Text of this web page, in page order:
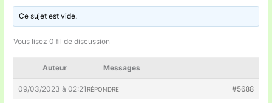
Ce sujet est vide.
Vous lisez 0 fil de discussion
Auteur Messages
09/03/2023 à 02:21 #5688
RÉPONDRE